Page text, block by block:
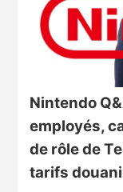
Nintendo
employés,
de rôle de
tarifs